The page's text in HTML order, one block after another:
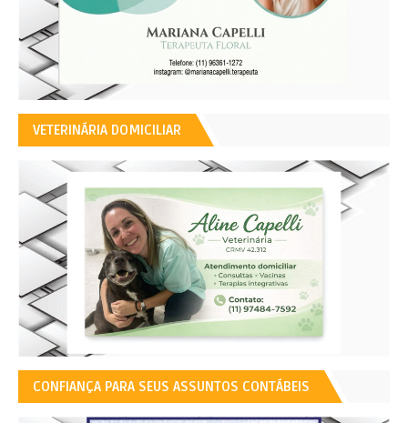
VETERINÁRIA DOMICILIAR
CONFIANÇA PARA SEUS ASSUNTOS CONTÁBEIS